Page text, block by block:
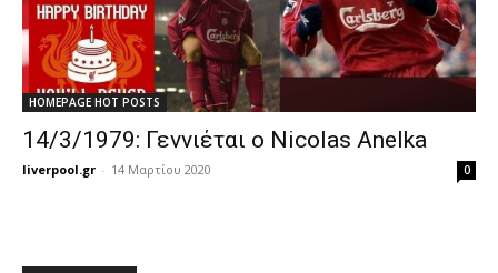
HOMEPAGE HOT POSTS
14/3/1979: Γεννιέται ο Nicolas Anelka
liverpool.gr - 14 Μαρτίου 2020 0